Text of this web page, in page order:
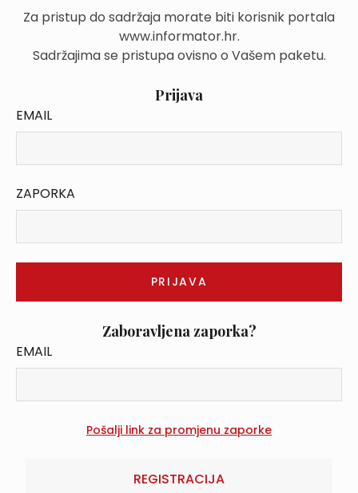
Za pristup do sadržaja morate biti korisnik portala
www.informator.hr.
Sadržajima se pristupa ovisno o Vašem paketu.
Prijava
EMAIL
ZAPORKA
Zaboravljena zaporka?
EMAIL
REGISTRACIJA